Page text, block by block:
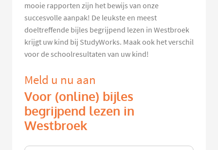
mooie rapporten zijn het bewijs van onze
succesvolle aanpak! De leukste en meest
doeltreffende bijles begrijpend lezen in Westbroek
krijgt uw kind bij StudyWorks. Maak ook het verschil
voor de schoolresultaten van uw kind!
Meld u nu aan
Voor (online) bijles
begrijpend lezen in
Westbroek